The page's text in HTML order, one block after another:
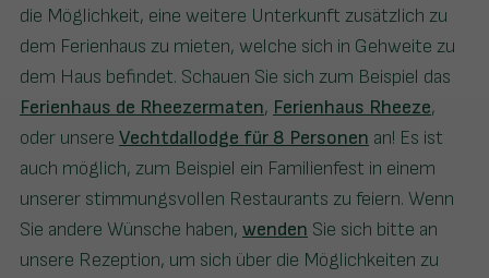
die Möglichkeit, eine weitere Unterkunft zusätzlich zu
dem Ferienhaus zu mieten, welche sich in Gehweite zu
dem Haus befindet. Schauen Sie sich zum Beispiel das
Ferienhaus de Rheezermaten, Ferienhaus Rheeze,
oder unsere Vechtdallodge für 8 Personen an! Es ist
auch möglich, zum Beispiel ein Familienfest in einem
unserer stimmungsvollen Restaurants zu feiern. Wenn
Sie andere Wünsche haben, wenden Sie sich bitte an
unsere Rezeption, um sich über die Möglichkeiten zu